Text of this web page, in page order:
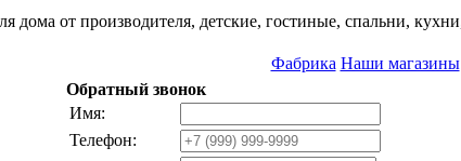
дома от производителя, детские, гостиные, спальни,
Фабрика Наши магазины
Обратный звонок
Имя:
Телефон: